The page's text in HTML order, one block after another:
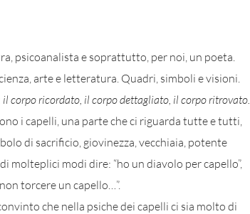
psicoanalista e soprattutto, per noi, un poeta.
arte e letteratura. Quadri, simboli e visioni.
il corpo ricordato, il corpo dettagliato, il corpo ritrovato.
i capelli, una parte che ci riguarda tutte e tutti,
di sacrificio, giovinezza, vecchiaia, potente
molteplici modi dire: “ho un diavolo per capello”,
torcere un capello…”.
che nella psiche dei capelli ci sia molto di